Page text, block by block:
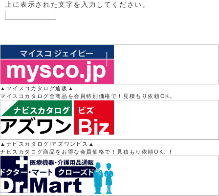
上に表示された文字を入力してください。
▲マイスコカタログ通販▲
マイスコカタログ全商品を会員特別価格で！見積もり依頼OK。
▲ナビスカタログ|アズワンビス▲
ナビスカタログ商品をお得な会員価格で！見積もり依頼OK。!